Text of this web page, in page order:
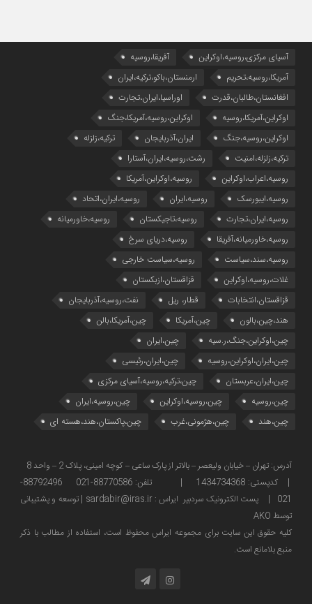
آسیای مرکزی،روسیه،اوکراین
آفریقا،روسیه
آمریکا،روسیه،تحریم
ارمنستان،باکو،ترکیه،ایران
افغانستان،طالبان،قدرت
اوراسیا،ایران،تجارت
اوکراین،آمریکا،روسیه
اوکراین،روسیه،آمریکا،جنگ
اوکراین،روسیه،جنگ
ایران،آذربایجان
ترکیه،زلزله
ترکیه،زلزله،امنیت
رشت،روسیه،ایران،آستارا
روسیه،اعراب،اوکراین
روسیه،اوکراین،آمریکا
روسیه،ایبورسک
روسیه،ایران
روسیه،ایران،اتحاد
روسیه،ایران،تجارت
روسیه،تاجیکستان
روسیه،خاورمیانه
روسیه،خاورمیانه،آفریقا
روسیه،دریای سرخ
روسیه،سند،سیاست
روسیه،سیاست خارجی
غلات،روسیه،اوکراین
قزاقستان،ازبکستان
قزاقستان،انتخابات
قطار، ریل
نفت،روسیه،آذربایجان
هند،چین،بالون
چین،آمریکا
چین،آمریکا،بالن
چین،اوکراین،جنگ،ر.سیه
چین،ایران
چین،ایران،اوکراین،روسیه
چین،ایران،رئیسی
چین،ایران،عربستان
چین،ترکیه،روسیه،آسیای مرکزی
چین،روسیه
چین،روسیه،اوکراین
چین،روسیه،ایران
چین،هند
چین،هژمونی،غرب چین،پاکستان،هند،هسته ای
| کدپستی: 1434734368 | تلفن: 88770586-021 88792496-
021 | پست الکترونیک سردبیر ایراس : sardabir@iras.ir |
توسعه و پشتیبانی
توسط AKO
كليه حقوق این سایت برای مجموعه ایراس محفوظ است، استفاده از مطالب با ذكر
منبع بلامانع است.